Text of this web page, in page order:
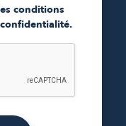
conditions